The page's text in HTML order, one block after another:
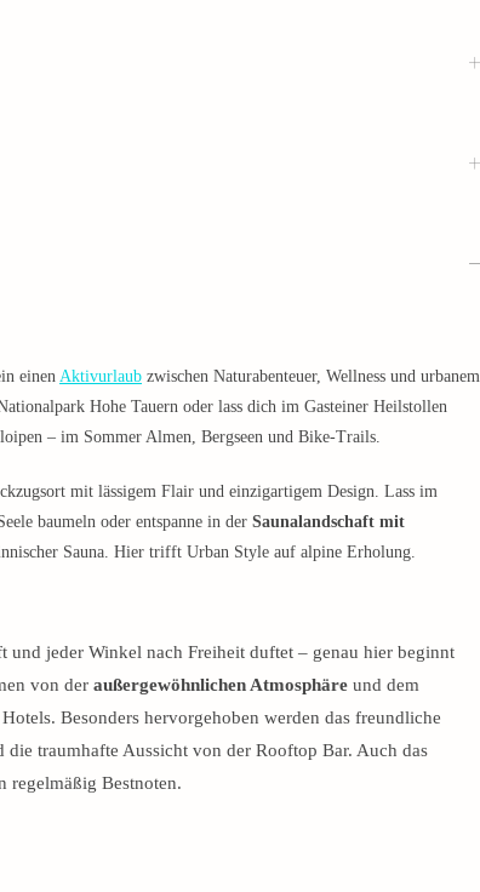
einen Aktivurlaub zwischen Naturabenteuer, Wellness und urbanem
Hohe Tauern oder lass dich im Gasteiner Heilstollen
– im Sommer Almen, Bergseen und Bike-Trails.
mit lässigem Flair und einzigartigem Design. Lass im
baumeln oder entspanne in der Saunalandschaft mit
Sauna. Hier trifft Urban Style auf alpine Erholung.
und jeder Winkel nach Freiheit duftet – genau hier beginnt
von der außergewöhnlichen Atmosphäre und dem
Besonders hervorgehoben werden das freundliche
die traumhafte Aussicht von der Rooftop Bar. Auch das
regelmäßig Bestnoten.